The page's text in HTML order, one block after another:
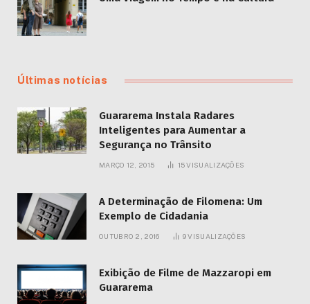
Últimas notícias
Guararema Instala Radares
Inteligentes para Aumentar a
Segurança no Trânsito
MARÇO 12, 2015 15VISUALIZAÇÕES
A Determinação de Filomena: Um
Exemplo de Cidadania
OUTUBRO 2, 2016 9VISUALIZAÇÕES
Exibição de Filme de Mazzaropi em
Guararema